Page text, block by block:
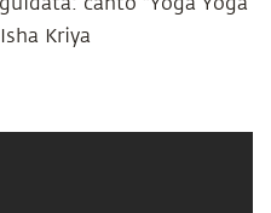
Kriya